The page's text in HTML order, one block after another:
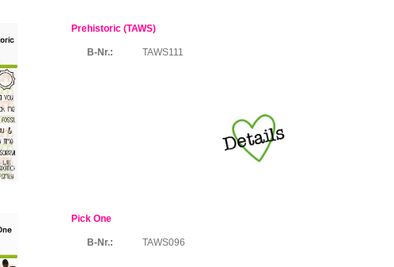
Prehistoric (TAWS)
B-Nr.: TAWS111
Pick One
B-Nr.: TAWS096